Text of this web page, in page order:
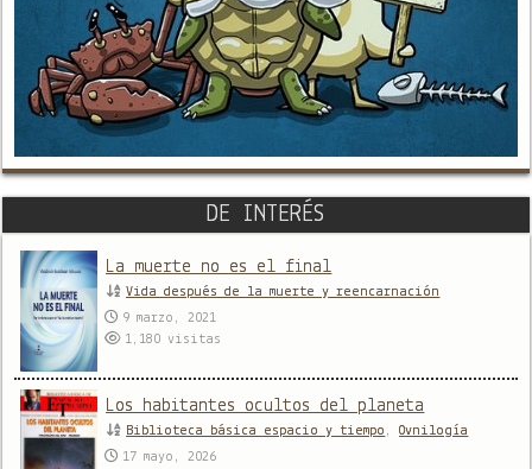
DE INTERÉS
La muerte no es el final
Vida después de la muerte y reencarnación
9 marzo, 2021
1,180visitas
Los habitantes ocultos del planeta
Biblioteca básica espacio y tiempo ,Ovnilogía
17 mayo, 2026